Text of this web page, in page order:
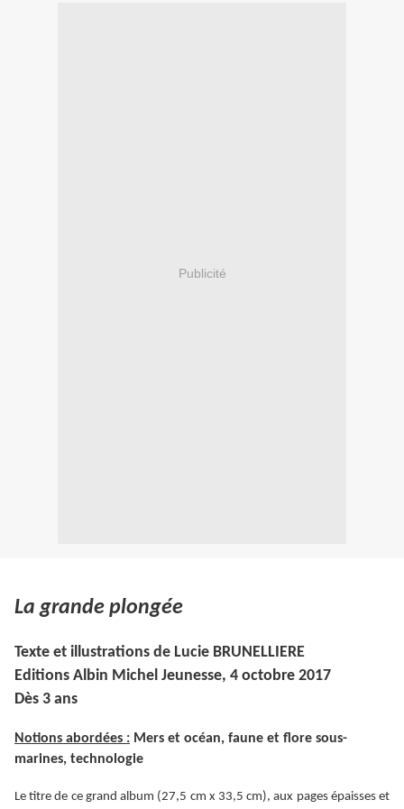
Publicité
La grande plongée
Texte et illustrations de Lucie BRUNELLIERE
Editions Albin Michel Jeunesse, 4 octobre 2017
Dès 3 ans
Notions abordées : Mers et océan, faune et flore sous-
marines, technologie
Le titre de ce grand album (27,5 cm x 33,5 cm), aux pages épaisses et